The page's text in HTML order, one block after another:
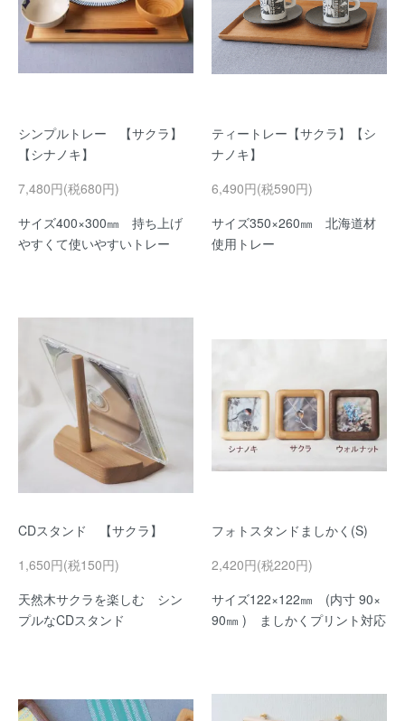
シンプルトレー 【サクラ】
【シナノキ】
7,480円(税680円)
サイズ400×300㎜ 持ち上げ
やすくて使いやすいトレー
ティートレー【サクラ】【シ
ナノキ】
6,490円(税590円)
サイズ350×260㎜ 北海道材
使用トレー
CDスタンド 【サクラ】
1,650円(税150円)
天然木サクラを楽しむ シン
プルなCDスタンド
フォトスタンドましかく(S)
2,420円(税220円)
サイズ122×122㎜ (内寸 90×
90㎜ ) ましかくプリント対応